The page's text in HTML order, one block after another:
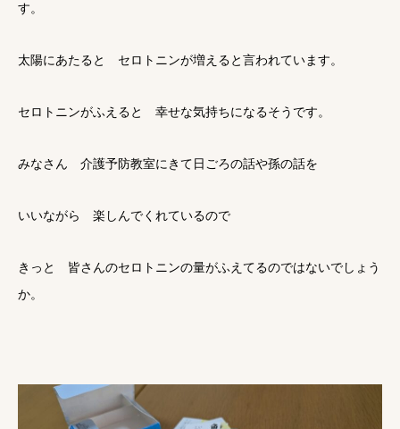
す。
太陽にあたると セロトニンが増えると言われています。
セロトニンがふえると 幸せな気持ちになるそうです。
みなさん 介護予防教室にきて日ごろの話や孫の話を
いいながら 楽しんでくれているので
きっと 皆さんのセロトニンの量がふえてるのではないでしょう
か。